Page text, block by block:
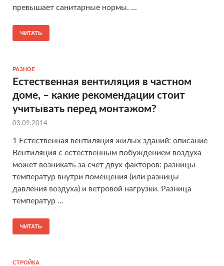
превышает санитарные нормы. ...
ЧИТАТЬ
РАЗНОЕ
Естественная вентиляция в частном
доме, – какие рекомендации стоит
учитывать перед монтажом?
03.09.2014
1 Естественная вентиляция жилых зданий: описание
Вентиляция с естественным побуждением воздуха
может возникать за счет двух факторов: разницы
температур внутри помещения (или разницы
давления воздуха) и ветровой нагрузки. Разница
температур ...
ЧИТАТЬ
СТРОЙКА